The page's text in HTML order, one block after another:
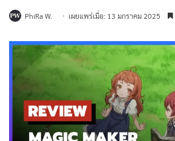
PhiRa W. เผยแพร่เมื่อ: 13 มกราคม 2025